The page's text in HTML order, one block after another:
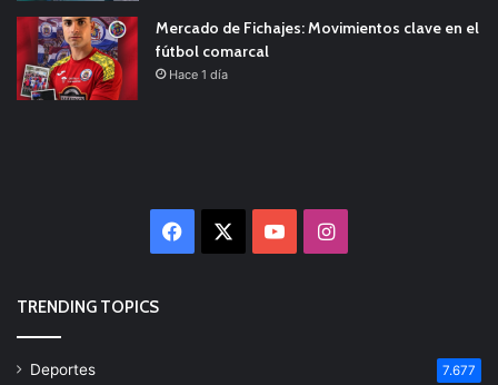
Mercado de Fichajes: Movimientos clave en el
fútbol comarcal
Hace 1 día
Facebook YouTubeInstagram
TRENDING TOPICS
Deportes 7.677